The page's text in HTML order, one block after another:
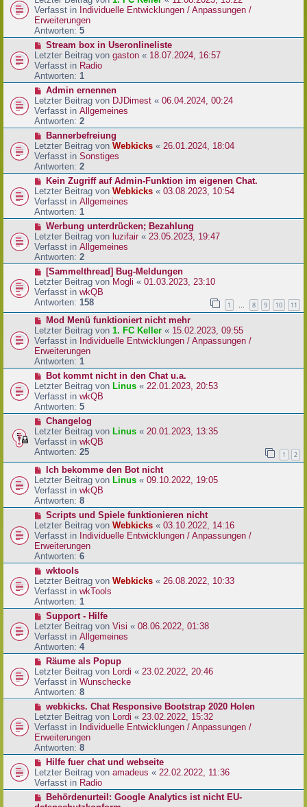
g
e
i
t
r
a
g
u
e
r
B
e
i
t
r
a
g
Verfasst in Individuelle Entwicklungen / Anpassungen /
Erweiterungen
Antworten: 5
N
e
u
e
r
B
e
i
t
a
g
Stream box in Useronlineliste
Letzter Beitrag von gaston « 18.07.2024, 16:57
Verfasst in Radio
Antworten: 1
N
e
u
e
r
B
e
i
t
a
g
Admin ernennen
Letzter Beitrag von DJDimest « 06.04.2024, 00:24
Verfasst in Allgemeines
Antworten: 2
N
e
u
e
r
B
e
i
t
a
g
Bannerbefreiung
Letzter Beitrag von Webkicks « 26.01.2024, 18:04
Verfasst in Sonstiges
Antworten: 2
N
e
u
e
r
B
e
i
t
a
g
Kein Zugriff auf Admin-Funktion im eigenen Chat.
Letzter Beitrag von Webkicks « 03.08.2023, 10:54
Verfasst in Allgemeines
Antworten: 1
N
e
u
e
r
B
e
i
t
a
g
Werbung unterdrücken; Bezahlung
Letzter Beitrag von luzifair « 23.05.2023, 19:47
Verfasst in Allgemeines
Antworten: 2
N
e
u
e
r
B
e
i
t
r
a
g
[Sammelthread] Bug-Meldungen
Letzter Beitrag von Mogli « 01.03.2023, 23:10
Verfasst in wkQB
Antworten: 158 1 … 8 9 10 11
N
e
u
e
r
B
e
i
t
r
a
g
Mod Menü funktioniert nicht mehr
Letzter Beitrag von 1. FC Keller « 15.02.2023, 09:55
Verfasst in Individuelle Entwicklungen / Anpassungen /
Erweiterungen
Antworten: 1
N
e
u
e
r
B
e
i
t
a
g
Bot kommt nicht in den Chat u.a.
Letzter Beitrag von Linus « 22.01.2023, 20:53
Verfasst in wkQB
Antworten: 5
N
e
u
e
r
B
e
i
t
a
g
Changelog
Letzter Beitrag von Linus « 20.01.2023, 13:35
Verfasst in wkQB
Antworten: 25 1 2
N
e
u
e
r
B
e
i
t
r
a
g
Ich bekomme den Bot nicht
Letzter Beitrag von Linus « 09.10.2022, 19:05
Verfasst in wkQB
Antworten: 8
N
e
u
e
r
B
e
i
t
r
a
g
Scripts und Spiele funktionieren nicht
Letzter Beitrag von Webkicks « 03.10.2022, 14:16
Verfasst in Individuelle Entwicklungen / Anpassungen /
Erweiterungen
Antworten: 6
N
e
u
e
r
B
e
i
t
a
g
wktools
Letzter Beitrag von Webkicks « 26.08.2022, 10:33
Verfasst in wkTools
Antworten: 1
N
e
u
e
r
B
e
i
t
a
g
Support - Hilfe
Letzter Beitrag von Visi « 08.06.2022, 01:38
Verfasst in Allgemeines
Antworten: 4
N
e
u
e
r
B
e
i
t
r
a
g
Räume als Popup
Letzter Beitrag von Lordi « 23.02.2022, 20:46
Verfasst in Wunschecke
Antworten: 8
N
e
u
e
r
B
e
i
t
webkicks. Chat Responsive Bootstrap 2020 Holen
Letzter Beitrag von Lordi « 23.02.2022, 15:32
Verfasst in Individuelle Entwicklungen / Anpassungen /
Erweiterungen
Antworten: 8
N
e
u
e
Hilfe fuer chat und webseite
Letzter Beitrag von amadeus « 22.02.2022, 11:36
Verfasst in Radio
NBehördenurteil: Google Analytics ist nicht EU-